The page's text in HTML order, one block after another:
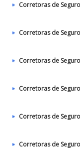
Corretoras de
Corretoras de
Corretoras de
Corretoras de
Corretoras de
Corretoras de